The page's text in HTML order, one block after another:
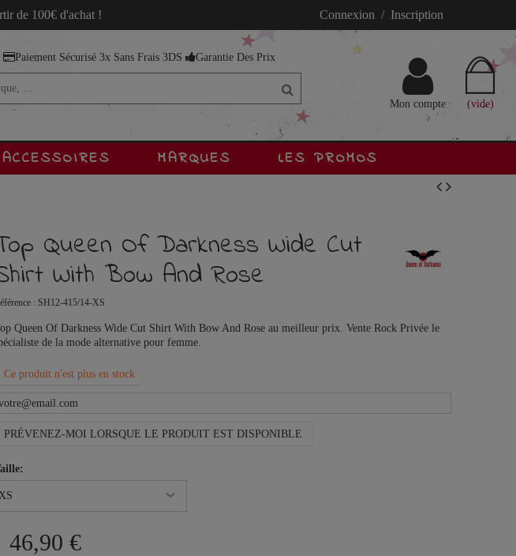
de 100€ d'achat ! Connexion / Inscription
Paiement Sécurisé 3x Sans Frais 3DS Garantie Des Prix
(vide)
Mon compte
ACCESSOIRES MARQUES LES PROMOS
Queen Of Darkness Wide Cut
With Bow And Rose
: SH12-415/14-XS
Queen Of Darkness Wide Cut Shirt With Bow And Rose au meilleur prix. Vente Rock Privée le
de la mode alternative pour femme.
Ce produit n'est plus en stock
PRÉVENEZ-MOI LORSQUE LE PRODUIT EST DISPONIBLE
46,90 €